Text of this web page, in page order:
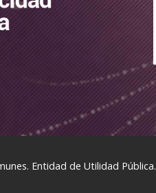
Entidad de Utilidad Pública.